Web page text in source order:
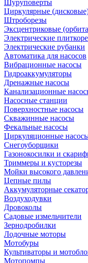
Шуруповерты
Циркулярные
Штроборезы
Эксцентриковые
Электрические
Электрические рубанки
Автоматика для насосов
Вибрационные насосы
Гидроаккумуляторы
Дренажные насосы
Канализационные
Насосные станции
Поверхностные насосы
Скважинные насосы
Фекальные насосы
Циркуляционные
Снегоуборщики
Газонокосилки и
Триммеры и кусторезы
Мойки высокого
Цепные пилы
Аккумуляторные
Воздуходувки
Дровоколы
Садовые измельчители
Зернодробилки
Лодочные моторы
Мотобуры
Культиваторы и
Мотопомпы